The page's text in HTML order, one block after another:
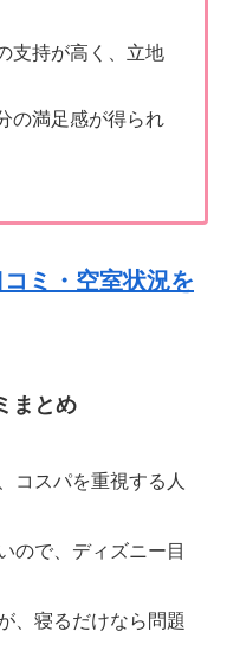
支持が高く、立地
の満足感が得られ
ミ・空室状況を
まとめ
コスパを重視する人
ので、ディズニー目
、寝るだけなら問題